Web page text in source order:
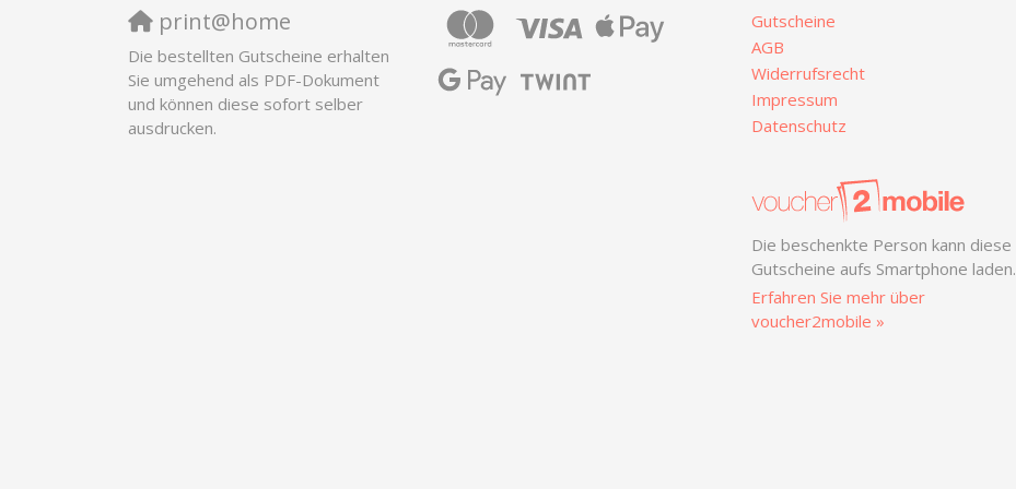
print@home
Die bestellten Gutscheine erhalten
Sie umgehend als PDF-Dokument
und können diese sofort selber
ausdrucken.
Gutscheine
AGB
Widerrufsrecht
Impressum
Datenschutz
Die beschenkte Person kann diese
Gutscheine aufs Smartphone laden.
Erfahren Sie mehr über
voucher2mobile »